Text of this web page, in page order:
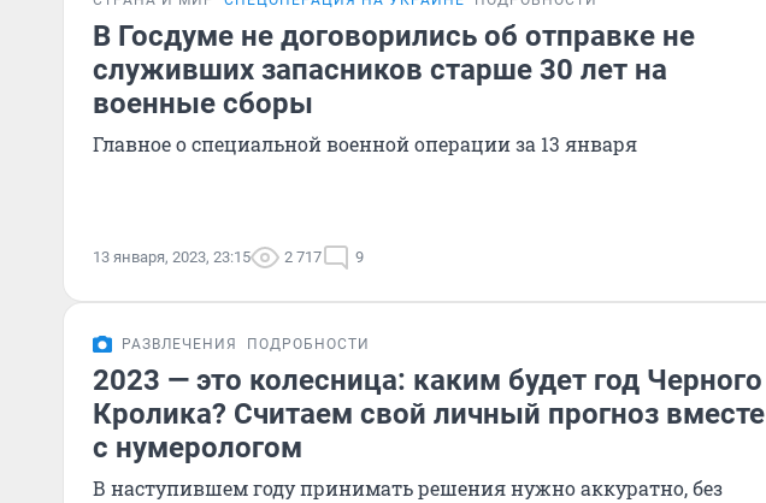
В Госдуме не договорились об отправке не
служивших запасников старше 30 лет на
военные сборы
Главное о специальной военной операции за 13 января
13 января, 2023, 23:15 2 717 9
РАЗВЛЕЧЕНИЯ ПОДРОБНОСТИ
2023 — это колесница: каким будет год Черного
Кролика? Считаем свой личный прогноз вместе
с нумерологом
В наступившем году принимать решения нужно аккуратно, без